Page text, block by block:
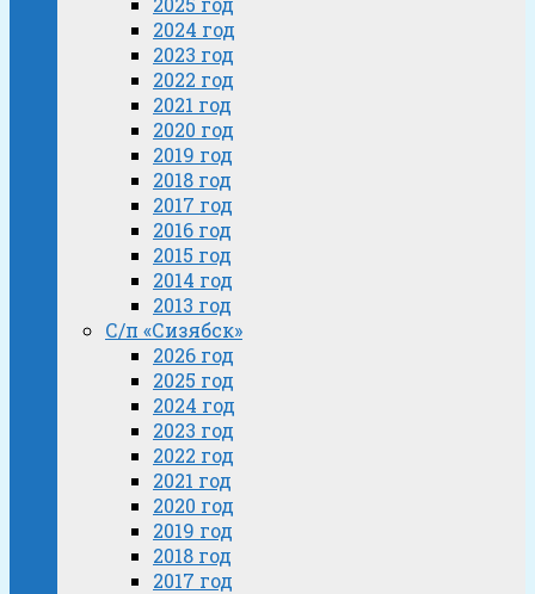
2024 год
2023 год
2022 год
2021 год
2020 год
2019 год
2018 год
2017 год
2016 год
2015 год
2014 год
2013 год
С/п «Сизябск»
2026 год
2025 год
2024 год
2023 год
2022 год
2021 год
2020 год
2019 год
2018 год
2017 год